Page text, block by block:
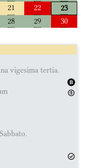
21 22
23
28 29 30
vigesima tertia.